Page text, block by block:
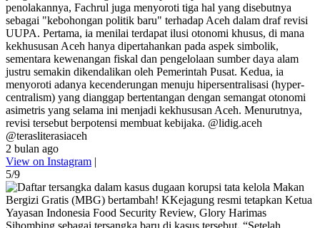
penolakannya, Fachrul juga menyoroti tiga hal yang disebutnya
sebagai "kebohongan politik baru" terhadap Aceh dalam draf revisi
UUPA. Pertama, ia menilai terdapat ilusi otonomi khusus, di mana
kekhususan Aceh hanya dipertahankan pada aspek simbolik,
sementara kewenangan fiskal dan pengelolaan sumber daya alam
justru semakin dikendalikan oleh Pemerintah Pusat. Kedua, ia
menyoroti adanya kecenderungan menuju hipersentralisasi (hyper-
centralism) yang dianggap bertentangan dengan semangat otonomi
asimetris yang selama ini menjadi kekhususan Aceh. Menurutnya,
revisi tersebut berpotensi membuat kebijaka. @lidig.aceh
@terasliterasiaceh
2 bulan ago
View on Instagram |
5/9